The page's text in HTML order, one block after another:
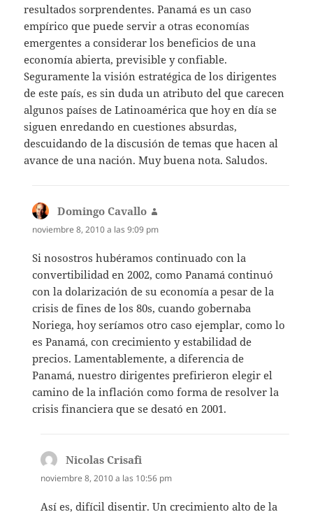
resultados sorprendentes. Panamá es un caso
empírico que puede servir a otras economías
emergentes a considerar los beneficios de una
economía abierta, previsible y confiable.
Seguramente la visión estratégica de los dirigentes
de este país, es sin duda un atributo del que carecen
algunos países de Latinoamérica que hoy en día se
siguen enredando en cuestiones absurdas,
descuidando de la discusión de temas que hacen al
avance de una nación. Muy buena nota. Saludos.
Domingo Cavallo
noviembre 8, 2010 a las 9:09 pm
Si nosostros hubéramos continuado con la
convertibilidad en 2002, como Panamá continuó
con la dolarización de su economía a pesar de la
crisis de fines de los 80s, cuando gobernaba
Noriega, hoy seríamos otro caso ejemplar, como lo
es Panamá, con crecimiento y estabilidad de
precios. Lamentablemente, a diferencia de
Panamá, nuestro dirigentes prefirieron elegir el
camino de la inflación como forma de resolver la
crisis financiera que se desató en 2001.
Nicolas Crisafi
noviembre 8, 2010 a las 10:56 pm
Así es, difícil disentir. Un crecimiento alto de la